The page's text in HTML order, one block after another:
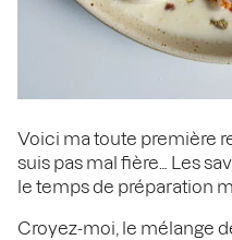
Voici ma toute première
suis pas mal fière… Les
le temps de préparation
Croyez-moi, le mélange